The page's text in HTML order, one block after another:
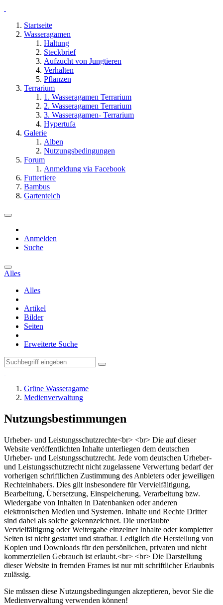
Startseite
Wasseragamen
Haltung
Steckbrief
Aufzucht von Jungtieren
Verhalten
Pflanzen
Terrarium
1. Wasseragamen Terrarium
2. Wasseragamen Terrarium
3. Wasseragamen- Terrarium
Hypertufa
Galerie
Alben
Nutzungsbedingungen
Forum
Anmeldung via Facebook
Futtertiere
Bambus
Gartenteich
Anmelden
Suche
Alles
Alles
Artikel
Bilder
Seiten
Erweiterte Suche
Grüne Wasseragame
Medienverwaltung
Nutzungsbestimmungen
Urheber- und Leistungsschutzrechte<br> <br> Die auf dieser
Website veröffentlichten Inhalte unterliegen dem deutschen
Urheber- und Leistungsschutzrecht. Jede vom deutschen Urheber-
und Leistungsschutzrecht nicht zugelassene Verwertung bedarf der
vorherigen schriftlichen Zustimmung des Anbieters oder jeweiligen
Rechteinhabers. Dies gilt insbesondere für Vervielfältigung,
Bearbeitung, Übersetzung, Einspeicherung, Verarbeitung bzw.
Wiedergabe von Inhalten in Datenbanken oder anderen
elektronischen Medien und Systemen. Inhalte und Rechte Dritter
sind dabei als solche gekennzeichnet. Die unerlaubte
Vervielfältigung oder Weitergabe einzelner Inhalte oder kompletter
Seiten ist nicht gestattet und strafbar. Lediglich die Herstellung von
Kopien und Downloads für den persönlichen, privaten und nicht
kommerziellen Gebrauch ist erlaubt.<br> <br> Die Darstellung
dieser Website in fremden Frames ist nur mit schriftlicher Erlaubnis
zulässig.
Sie müssen diese Nutzungsbedingungen akzeptieren, bevor Sie die
Medienverwaltung verwenden können!